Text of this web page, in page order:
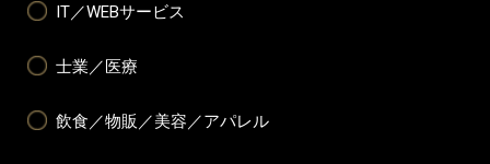
IT／WEBサービス
士業／医療
飲食／物販／美容／アパレル